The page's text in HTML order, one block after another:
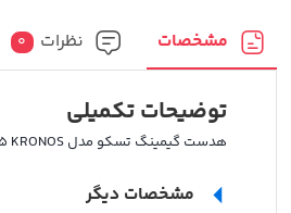
مشخصات نظرات 0
توضیحات تکمیلی
هدست گیمینگ تسکو مدل GH 6155 KRONOS
مشخصات دیگر